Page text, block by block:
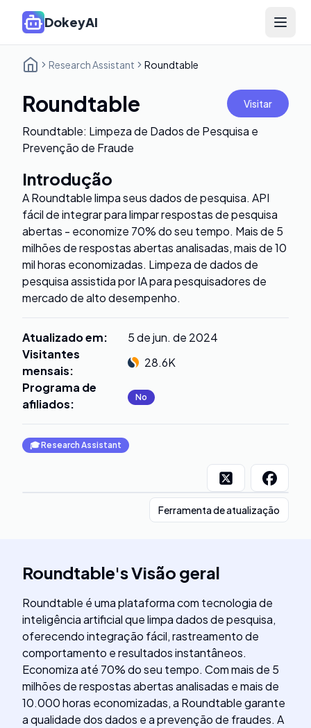
DokeyAI Open
Research Assistant Roundtable
Roundtable Visitar
Roundtable: Limpeza de Dados de Pesquisa e
Prevenção de Fraude
Introdução
A Roundtable limpa seus dados de pesquisa. API
fácil de integrar para limpar respostas de pesquisa
abertas - economize 70% do seu tempo. Mais de 5
milhões de respostas abertas analisadas, mais de 10
mil horas economizadas. Limpeza de dados de
pesquisa assistida por IA para pesquisadores de
mercado de alto desempenho.
Atualizado em:
5 de jun. de 2024
Visitantes
mensais:
28.6K
Programa de
afiliados: No
🎓Research Assistant
Ferramenta de atualização
Roundtable'sVisão geral
Roundtable é uma plataforma com tecnologia de
inteligência artificial que limpa dados de pesquisa,
oferecendo integração fácil, rastreamento de
comportamento e resultados instantâneos.
Economiza até 70% do seu tempo. Com mais de 5
milhões de respostas abertas analisadas e mais de
10.000 horas economizadas, a Roundtable garante
a qualidade dos dados e a prevenção de fraudes. A